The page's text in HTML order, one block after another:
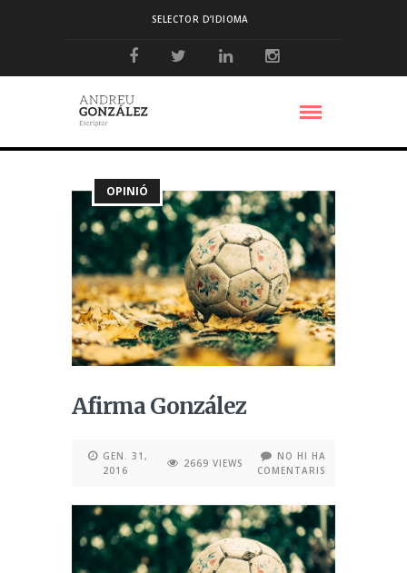
SELECTOR D’IDIOMA
OPINIÓ
Afirma González
GEN. 31,
2016
2669 VIEWS
NO HI HA
COMENTARIS